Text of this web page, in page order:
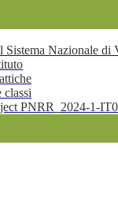
Sistema Nazionale di
classi
PNRR_2024-1-